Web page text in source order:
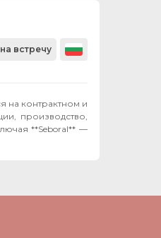
встречу
на контрактном и
производство,